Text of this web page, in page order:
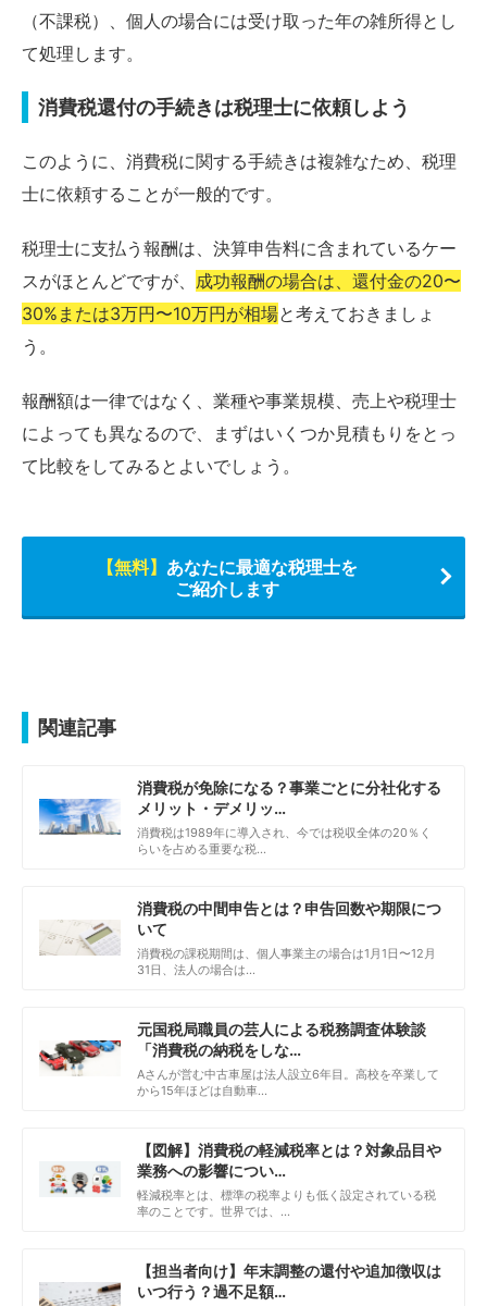
（不課税）、個人の場合には受け取った年の雑所得とし
て処理します。
消費税還付の手続きは税理士に依頼しよう
このように、消費税に関する手続きは複雑なため、税理
士に依頼することが一般的です。
税理士に支払う報酬は、決算申告料に含まれているケー
スがほとんどですが、 成功報酬の場合は、還付金の20〜
30%または3万円〜10万円が相場と考えておきましょ
う。
報酬額は一律ではなく、業種や事業規模、売上や税理士
によっても異なるので、まずはいくつか見積もりをとっ
て比較をしてみるとよいでしょう。
【無料】 あなたに最適な税理士を
ご紹介します
関連記事
消費税が免除になる？事業ごとに分社化する
メリット・デメリッ…
消費税は1989年に導入され、今では税収全体の20％く
らいを占める重要な税…
消費税の中間申告とは？申告回数や期限につ
いて
消費税の課税期間は、個人事業主の場合は1月1日〜12月
31日、法人の場合は…
元国税局職員の芸人による税務調査体験談
「消費税の納税をしな…
Aさんが営む中古車屋は法人設立6年目。高校を卒業して
から15年ほどは自動車…
【図解】消費税の軽減税率とは？対象品目や
業務への影響につい…
軽減税率とは、標準の税率よりも低く設定されている税
率のことです。世界では、…
【担当者向け】年末調整の還付や追加徴収は
いつ行う？過不足額…